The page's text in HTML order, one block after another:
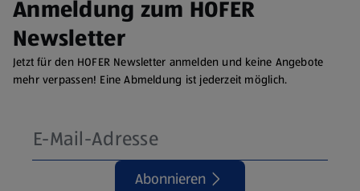
Anmeldung zum HOFER
Newsletter
Jetzt für den HOFER Newsletter anmelden und keine Angebote
mehr verpassen! Eine Abmeldung ist jederzeit möglich.
Abonnieren